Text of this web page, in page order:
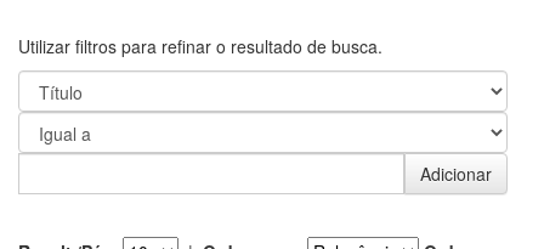
Utilizar filtros para refinar o resultado de busca.